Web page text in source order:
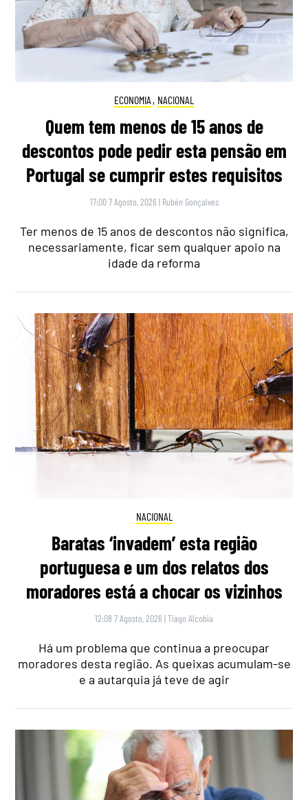
ECONOMIA , NACIONAL
Quem tem menos de 15 anos de
descontos pode pedir esta pensão em
Portugal se cumprir estes requisitos
17:00 7 Agosto, 2026 | Rubén Gonçalves
Ter menos de 15 anos de descontos não significa,
necessariamente, ficar sem qualquer apoio na
idade da reforma
NACIONAL
Baratas ‘invadem’ esta região
portuguesa e um dos relatos dos
moradores está a chocar os vizinhos
12:08 7 Agosto, 2026 |Tiago Alcobia
Há um problema que continua a preocupar
moradores desta região. As queixas acumulam-se
e a autarquia já teve de agir